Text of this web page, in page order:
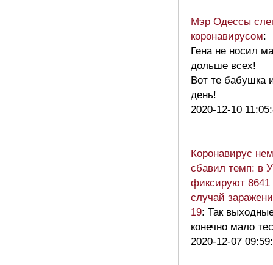
Мэр Одессы
коронавирусом:
Гена не носил
дольше всех!
Вот те бабушка
день!
2020-12-10
Коронавирус
сбавил темп: в
фиксируют 8641
случай
19: Так
конечно мало
2020-12-07